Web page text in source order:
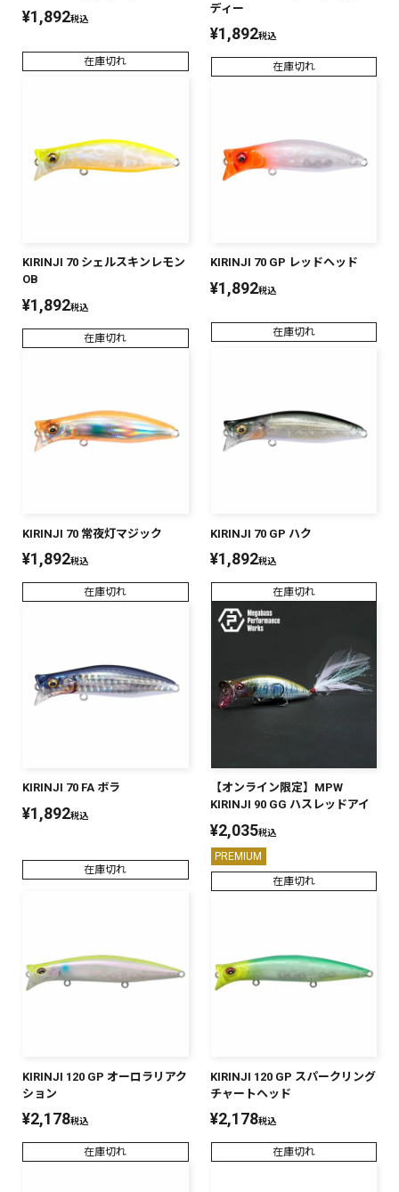
¥1,892税込
在庫切れ
ディー
¥1,892税込
在庫切れ
KIRINJI 70 シェルスキンレモン
OB
¥1,892税込
在庫切れ
KIRINJI 70 GP レッドヘッド
¥1,892税込
在庫切れ
KIRINJI 70 常夜灯マジック
¥1,892税込
在庫切れ
KIRINJI 70 GP ハク
¥1,892税込
在庫切れ
KIRINJI 70 FA ボラ
¥1,892税込
在庫切れ
【オンライン限定】MPW
KIRINJI 90 GG ハスレッドアイ
¥2,035税込
PREMIUM
在庫切れ
KIRINJI 120 GP オーロラリアク
ション
¥2,178税込
在庫切れ
KIRINJI 120 GP スパークリング
チャートヘッド
¥2,178税込
在庫切れ